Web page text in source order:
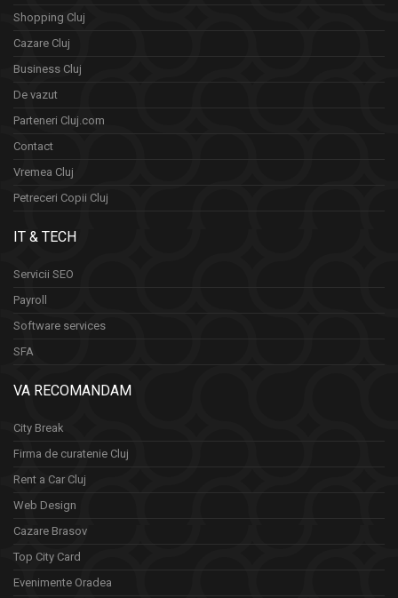
Shopping Cluj
Cazare Cluj
Business Cluj
De vazut
Parteneri Cluj.com
Contact
Vremea Cluj
Petreceri Copii Cluj
IT & TECH
Servicii SEO
Payroll
Software services
SFA
VA RECOMANDAM
City Break
Firma de curatenie Cluj
Rent a Car Cluj
Web Design
Cazare Brasov
Top City Card
Evenimente Oradea